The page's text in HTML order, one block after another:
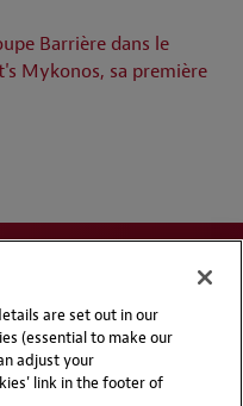
Barrière dans le
Mykonos, sa première
Privacy & Cookies Statement
are set out in our
(essential to make our
adjust your
link in the footer of